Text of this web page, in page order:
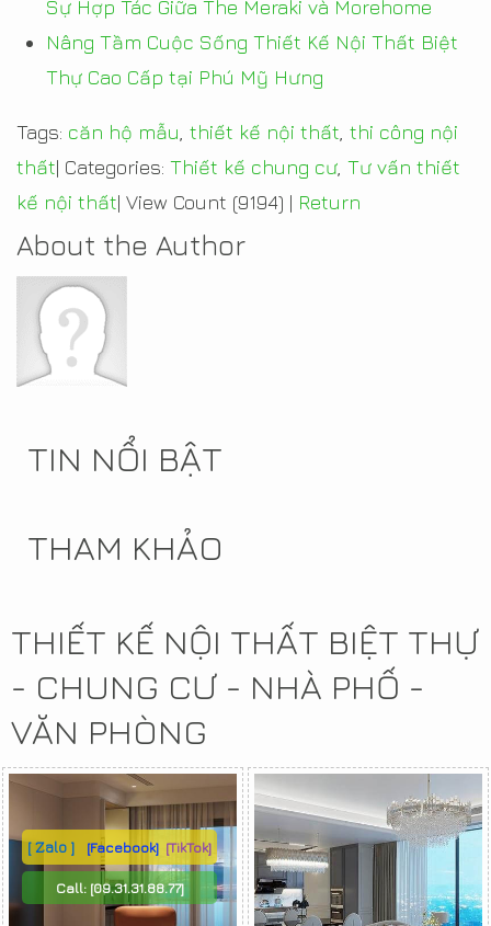
Sự Hợp Tác Giữa The Meraki và Morehome
Nâng Tầm Cuộc Sống Thiết Kế Nội Thất Biệt
Thự Cao Cấp tại Phú Mỹ Hưng
Tags: căn hộ mẫu, thiết kế nội thất, thi công nội
thất| Categories: Thiết kế chung cư, Tư vấn thiết
kế nội thất| View Count (9194) | Return
About the Author
TIN NỔI BẬT
THAM KHẢO
THIẾT KẾ NỘI THẤT BIỆT THỰ
- CHUNG CƯ - NHÀ PHỐ -
VĂN PHÒNG
[ Zalo ] [Facebook] [TikTok]
Call: [09.31.31.88.77]